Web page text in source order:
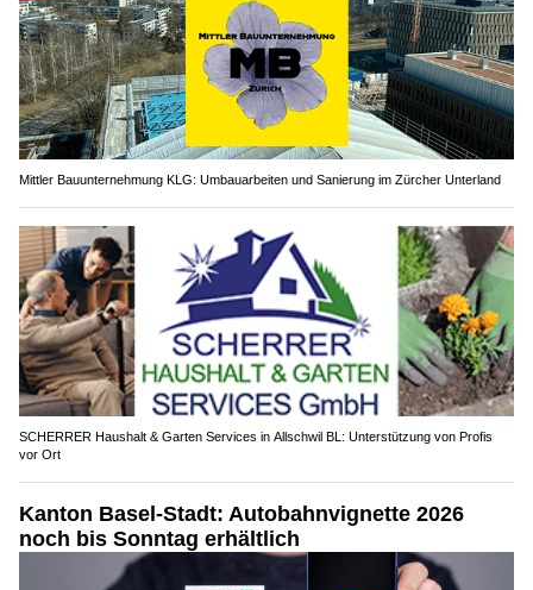
Mittler Bauunternehmung KLG: Umbauarbeiten und Sanierung im Zürcher Unterland
SCHERRER Haushalt & Garten Services in Allschwil BL: Unterstützung von Profis
vor Ort
Kanton Basel-Stadt: Autobahnvignette 2026
noch bis Sonntag erhältlich